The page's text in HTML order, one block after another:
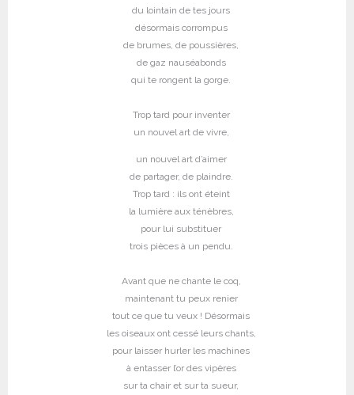
du lointain de tes jours
désormais corrompus
de brumes, de poussières,
de gaz nauséabonds
qui te rongent la gorge.
Trop tard pour inventer
un nouvel art de vivre,
un nouvel art d’aimer
de partager, de plaindre.
Trop tard : ils ont éteint
la lumière aux ténèbres,
pour lui substituer
trois pièces à un pendu.
Avant que ne chante le coq,
maintenant tu peux renier
tout ce que tu veux ! Désormais
les oiseaux ont cessé leurs chants,
pour laisser hurler les machines
à entasser l’or des vipères
sur ta chair et sur ta sueur,